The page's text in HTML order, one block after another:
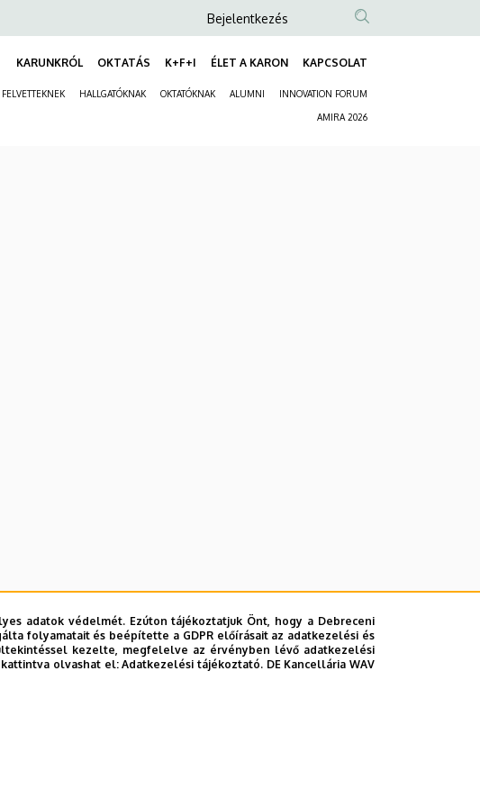
Anonim
fiók
menüje
Bejelentkezés
KARUNKRÓL OKTATÁS K+F+I ÉLET A KARON KAPCSOLAT
FELVETTEKNEK HALLGATÓKNAK OKTATÓKNAK ALUMNI INNOVATION FORUM
AMIRA 2026
adatok védelmét. Ezúton tájékoztatjuk Önt, hogy a Debreceni
folyamatait és beépítette a GDPR előírásait az adatkezelési és
kezelte, megfelelve az érvényben lévő adatkezelési
kattintva olvashat el:Adatkezelési tájékoztató. DE Kancellária WAV